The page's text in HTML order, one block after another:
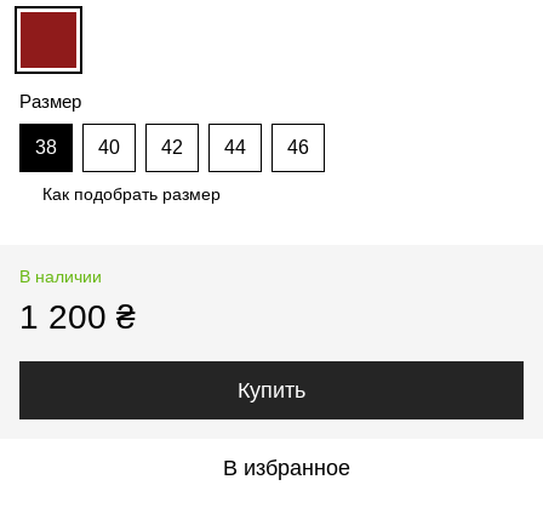
Размер
38 40 42 44 46
Как подобрать размер
В наличии
1 200 ₴
Купить
В избранное